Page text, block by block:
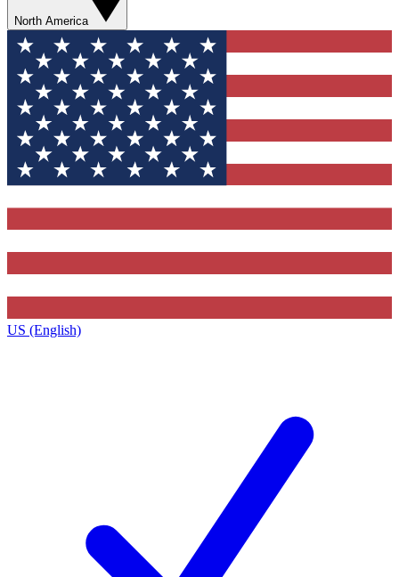
North America
US (English)